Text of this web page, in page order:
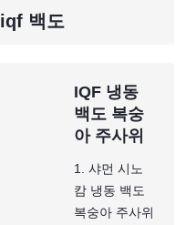
iqf 백도
IQF 냉동
백도 복숭
아 주사위
1. 샤먼 시노
캄 냉동 백도
복숭아 주사위